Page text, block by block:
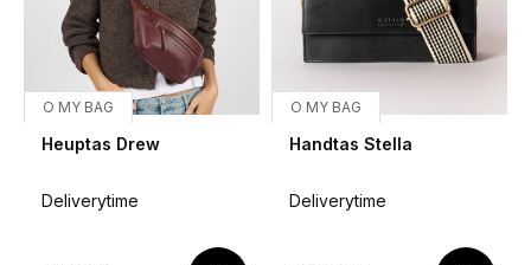
O MY BAG
Heuptas Drew
Deliverytime
O MY BAG
Handtas Stella
Deliverytime